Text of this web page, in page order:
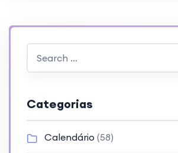
Categorias
Calendário (58)